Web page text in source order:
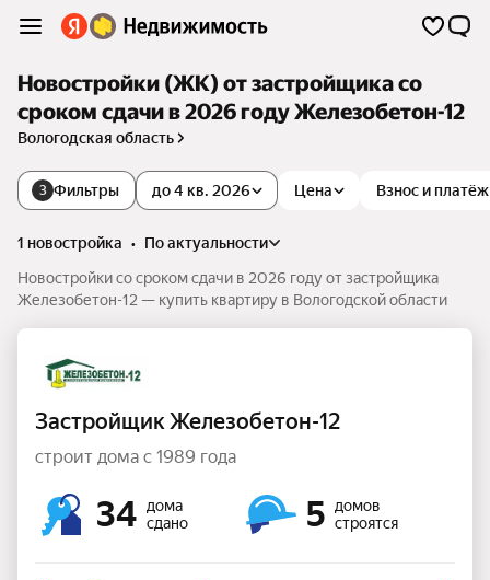
Новостройки (ЖК) от застройщика со
сроком сдачи в 2026 году Железобетон-12
Вологодская область
3 Фильтры Цена Взнос и платёж
до 4 кв. 2026
1 новостройка •
по актуальности
Новостройки со сроком сдачи в 2026 году от застройщика
Железобетон-12 — купить квартиру в Вологодской области
Застройщик Железобетон-12
строит дома с 1989 года
34
дома
сдано
5
домов
строятся